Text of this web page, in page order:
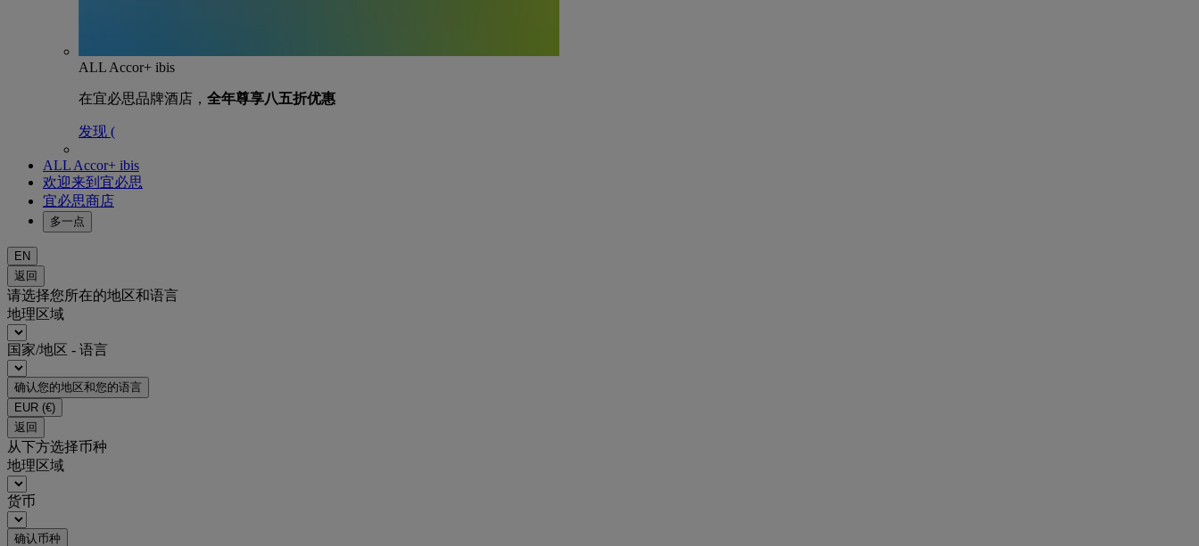
ALL Accor+ ibis
在宜必思品牌酒店， 全年尊享八五折优惠
发现 (
ALL Accor+ ibis
欢迎来到宜必思
宜必思商店
多一点
EN
返回
请选择您所在的地区和语言
地理区域
国家/地区 - 语言
确认您的地区和您的语言
EUR (€)
返回
从下方选择币种
地理区域
货币
确认币种